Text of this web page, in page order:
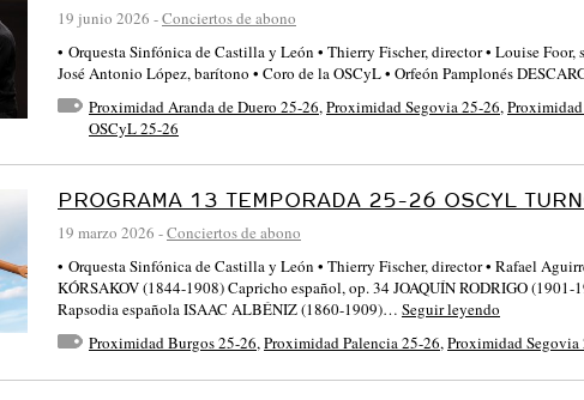
19 junio 2026 -Conciertos de abono
• Orquesta Sinfónica de Castilla y León • Thierry Fischer, director • Louise Foor,
José Antonio López, barítono • Coro de la OSCyL • Orfeón Pamplonés
Proximidad Aranda de Duero 25-26, Proximidad Segovia 25-26,
OSCyL 25-26
PROGRAMA 13 TEMPORADA 25-26 OSCYL
19 marzo 2026 -Conciertos de abono
• Orquesta Sinfónica de Castilla y León • Thierry Fischer, director • Rafael
KÓRSAKOV (1844-1908) Capricho español, op. 34 JOAQUÍN RODRIGO
Rapsodia española ISAAC ALBÉNIZ (1860-1909)… Seguir leyendo
Proximidad Burgos 25-26,Proximidad Palencia 25-26,Proximidad Segovia